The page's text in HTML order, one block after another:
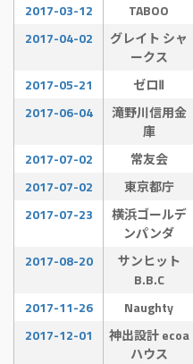
2017-03-12 TABOO
2017-04-02
グレイト シャ
ークス
2017-05-21 ゼロⅡ
2017-06-04
滝野川信用金
庫
2017-07-02 常友会
2017-07-02
東京都庁
2017-07-23
横浜ゴールデ
ンパンダ
2017-08-20
サンヒット
B.B.C
2017-11-26 Naughty
2017-12-01
神出設計 ecoa
ハウス